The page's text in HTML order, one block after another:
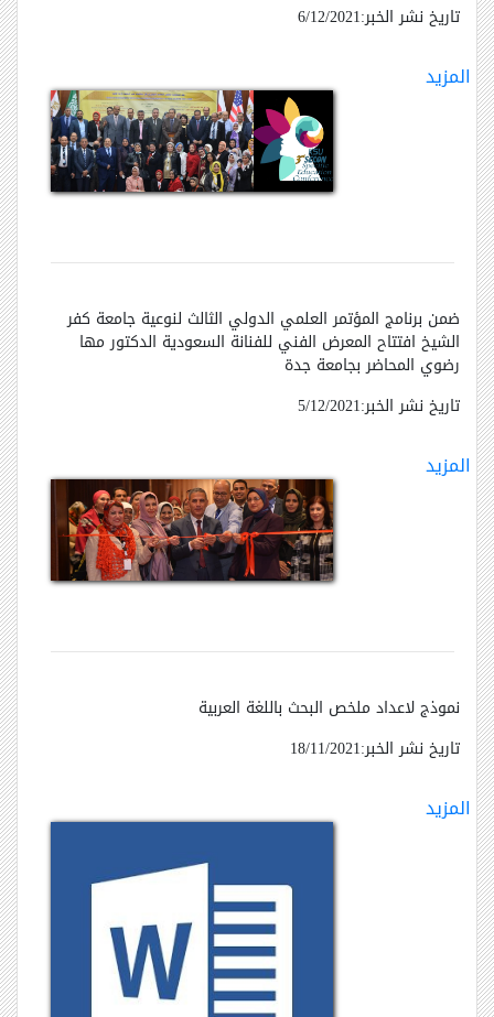
تاريخ نشر الخبر:6/12/2021
المزيد
ضمن برنامج المؤتمر العلمي الدولي الثالث لنوعية جامعة كفر
الشيخ افتتاح المعرض الفني للفنانة السعودية الدكتور مها
رضوي المحاضر بجامعة جدة
تاريخ نشر الخبر:5/12/2021
المزيد
نموذج لاعداد ملخص البحث باللغة العربية
تاريخ نشر الخبر:18/11/2021
المزيد